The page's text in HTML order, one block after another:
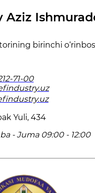
Aziz
birinchi
71-00
Yuli, 434
- Juma 09:00 - 12:00